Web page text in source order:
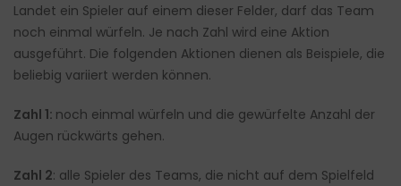
Landet ein Spieler auf einem dieser Felder, darf das Team
noch einmal würfeln. Je nach Zahl wird eine Aktion
ausgeführt. Die folgenden Aktionen dienen als Beispiele, die
beliebig variiert werden können.
Zahl 1: noch einmal würfeln und die gewürfelte Anzahl der
Augen rückwärts gehen.
Zahl 2: alle Spieler des Teams, die nicht auf dem Spielfeld